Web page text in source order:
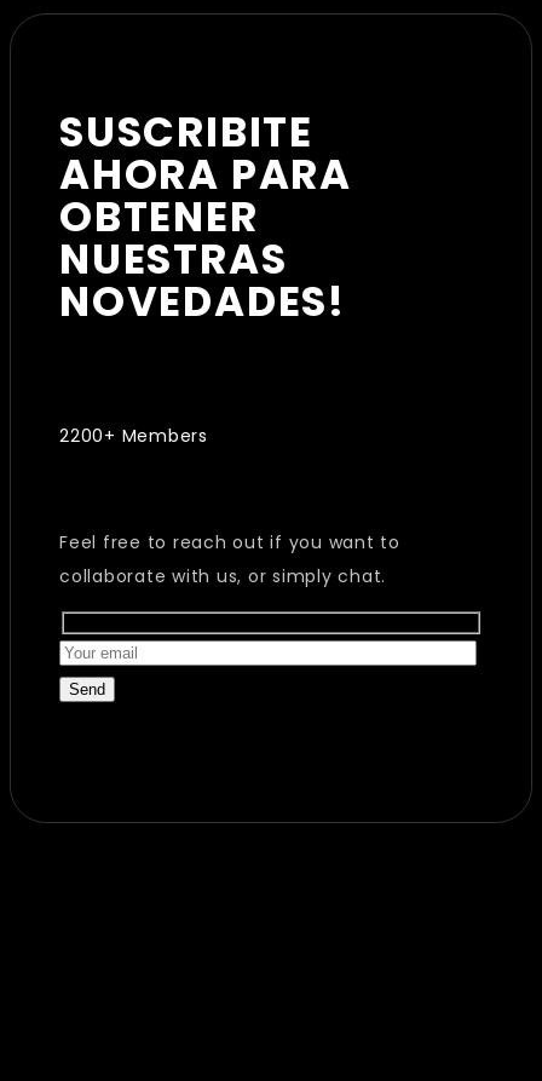
SUSCRIBITE
AHORA PARA
OBTENER
NUESTRAS
NOVEDADES!
2200+ Members
Feel free to reach out if you want to
collaborate with us, or simply chat.
Send